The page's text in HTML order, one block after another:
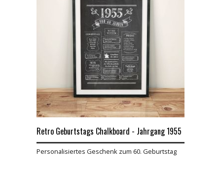
Retro Geburtstags Chalkboard - Jahrgang 1955
Personalisiertes Geschenk zum 60. Geburtstag